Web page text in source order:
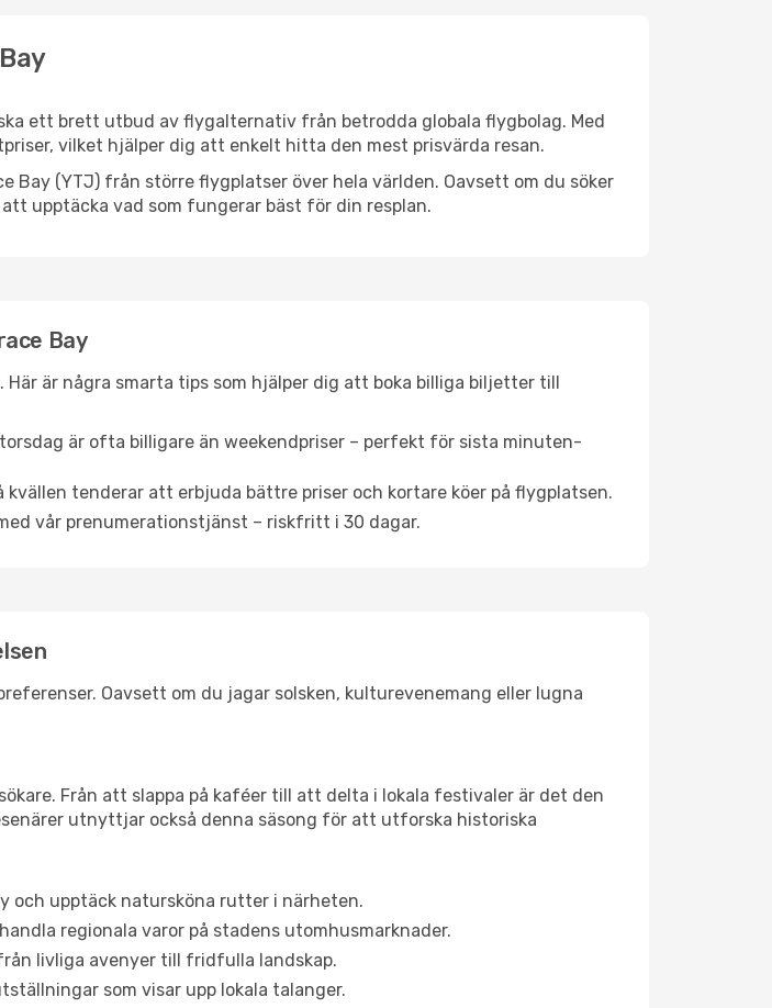
ett brett utbud av flygalternativ från betrodda globala flygbolag. Med
vilket hjälper dig att enkelt hitta den mest prisvärda resan.
(YTJ) från större flygplatser över hela världen. Oavsett om du söker
upptäcka vad som fungerar bäst för din resplan.
Bay
är några smarta tips som hjälper dig att boka billiga biljetter till
är ofta billigare än weekendpriser – perfekt för sista minuten-
tenderar att erbjuda bättre priser och kortare köer på flygplatsen.
vår prenumerationstjänst – riskfritt i 30 dagar.
Oavsett om du jagar solsken, kulturevenemang eller lugna
Från att slappa på kaféer till att delta i lokala festivaler är det den
utnyttjar också denna säsong för att utforska historiska
och upptäck natursköna rutter i närheten.
regionala varor på stadens utomhusmarknader.
livliga avenyer till fridfulla landskap.
som visar upp lokala talanger.